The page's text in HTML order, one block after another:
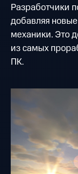
Разработчики
добавляя
механики. Это
из самых
ПК.